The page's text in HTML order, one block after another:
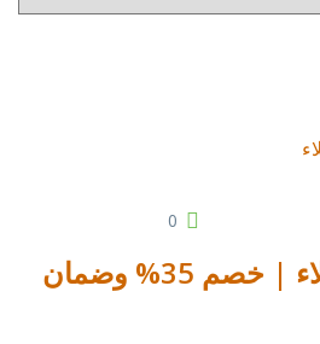
0
نقل عفش بحريملاء | خصم 35% وضمان